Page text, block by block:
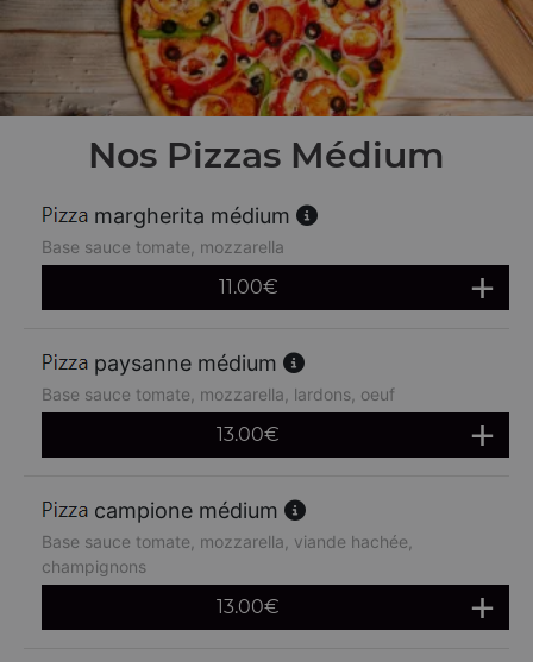
Nos Pizzas Médium
margherita médium
Base sauce tomate, mozzarella
11.00€
paysanne médium
Base sauce tomate, mozzarella, lardons, oeuf
13.00€
campione médium
Base sauce tomate, mozzarella, viande hachée,
champignons
13.00€